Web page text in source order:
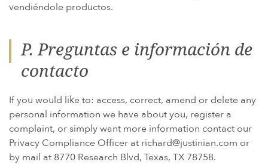
vendiéndole productos.
P. Preguntas e información de
contacto
If you would like to: access, correct, amend or delete any
personal information we have about you, register a
complaint, or simply want more information contact our
Privacy Compliance Officer at richard@justinian.com or
by mail at 8770 Research Blvd, Texas, TX 78758.